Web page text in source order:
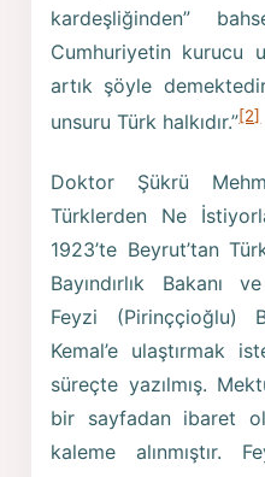
kardeşliğinden”
Cumhuriyetin kurucu
artık şöyle
unsuru Türk halkıdır.”[2]
Doktor Şükrü
Türklerden Ne
1923’te Beyrut’tan
Bayındırlık Bakanı
Feyzi (Pirinççioğlu)
Kemal’e ulaştırmak
süreçte yazılmış.
bir sayfadan ibaret
kaleme alınmıştır.